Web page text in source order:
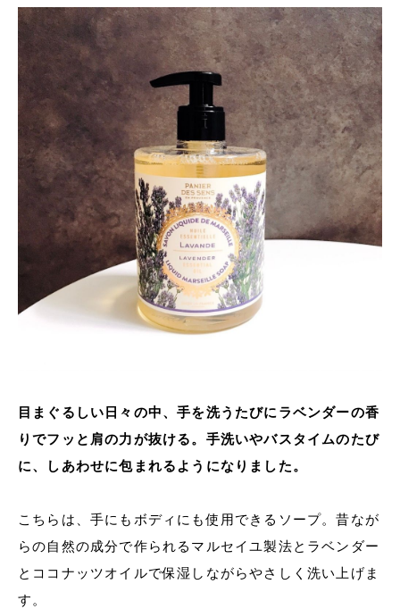
目まぐるしい日々の中、手を洗うたびにラベンダーの香
りでフッと肩の力が抜ける。手洗いやバスタイムのたび
に、しあわせに包まれるようになりました。
こちらは、手にもボディにも使用できるソープ。昔なが
らの自然の成分で作られるマルセイユ製法とラベンダー
とココナッツオイルで保湿しながらやさしく洗い上げま
す。